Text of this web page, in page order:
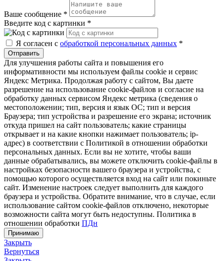
Ваше сообщение *
Введите код с картинки *
Я согласен с обработкой персональных данных *
Отправить
Для улучшения работы сайта и повышения его
информативности мы используем файлы cookie и сервис
Яндекс Метрика. Продолжая работу с сайтом, Вы даете
разрешение на использование cookie-файлов и согласие на
обработку данных сервисом Яндекс метрика (сведения о
местоположении; тип, версия и язык ОС; тип и версия
Браузера; тип устройства и разрешение его экрана; источник
откуда пришел на сайт пользователь; какие страницы
открывает и на какие кнопки нажимает пользователь; ip-
адрес) в соответствии с Политикой в отношении обработки
персональных данных. Если вы не хотите, чтобы ваши
данные обрабатывались, вы можете отключить cookie-файлы в
настройках безопасности вашего браузера и устройства, с
помощью которого осуществляется вход на сайт или покиньте
сайт. Изменение настроек следует выполнить для каждого
браузера и устройства. Обратите внимание, что в случае, если
использование сайтом cookie-файлов отключено, некоторые
возможности сайта могут быть недоступны. Политика в
отношении обработки ПДн
Принимаю
Закрыть
Вернуться